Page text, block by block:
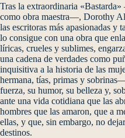
Tras la extraordinaria
como obra maestra—, Dorothy
las escritoras más apasionadas y
lo consigue con una obra que
líricas, crueles y sublimes,
una cadena de verdades como
inquisitiva a la historia de las
hermana, tías, primas y
fuerza, su humor, su belleza y,
ante una vida cotidiana que las
hombres que las amaron, que a
ellas, y que, sin embargo, no
destinos.